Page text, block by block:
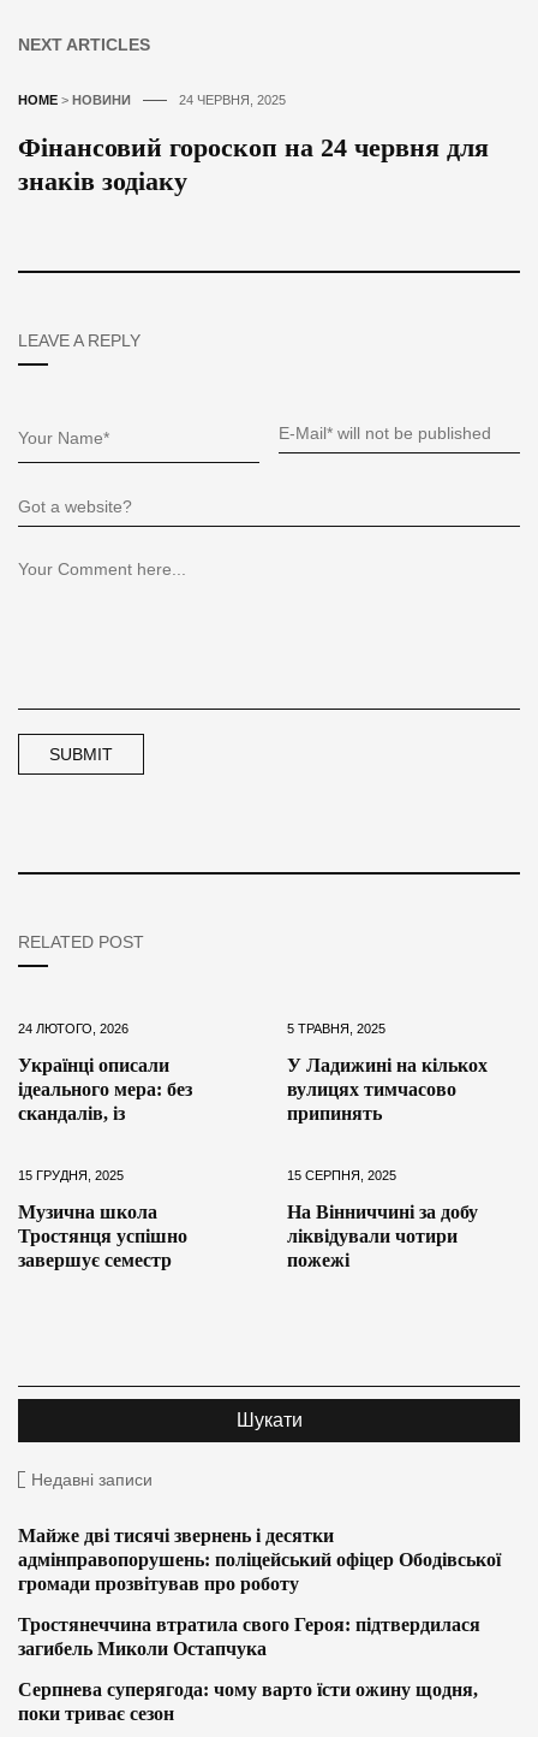
NEXT ARTICLES
HOME > НОВИНИ 24 ЧЕРВНЯ, 2025
Фінансовий гороскоп на 24 червня для
знаків зодіаку
LEAVE A REPLY
RELATED POST
24 ЛЮТОГО, 2026
Українці описали
ідеального мера: без
скандалів, із
5 ТРАВНЯ, 2025
У Ладижині на кількох
вулицях тимчасово
припинять
15 ГРУДНЯ, 2025
Музична школа
Тростянця успішно
завершує семестр
15 СЕРПНЯ, 2025
На Вінниччині за добу
ліквідували чотири
пожежі
Недавні записи
Майже дві тисячі звернень і десятки
адмінправопорушень: поліцейський офіцер Ободівської
громади прозвітував про роботу
Тростянеччина втратила свого Героя: підтвердилася
загибель Миколи Остапчука
Серпнева суперягода: чому варто їсти ожину щодня,
поки триває сезон